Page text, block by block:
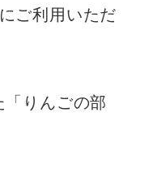
ご利用いただ
りんごの部